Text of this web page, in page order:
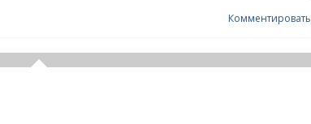
Комментировать